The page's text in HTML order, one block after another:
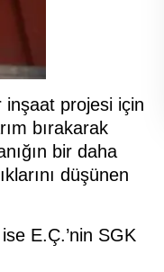
inşaat projesi için
bırakarak
bir daha
düşünen
E.Ç.’nin SGK